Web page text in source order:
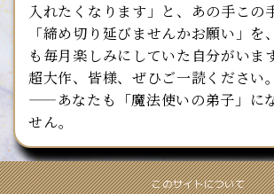
入れたくなります」と、あの手この
「締め切り延びませんかお願い」を
も毎月楽しみにしていた自分がいま
超大作、皆様、ぜひご一読ください。
――あなたも「魔法使いの弟子」に
せん。
このサイトについて